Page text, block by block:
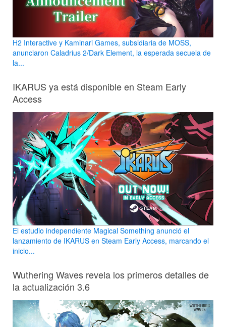
H2 Interactive y Kaminari Games, subsidiaria de MOSS,
anunciaron Caladrius 2/Dark Element, la esperada secuela de
la...
IKARUS ya está disponible en Steam Early
Access
El estudio independiente Magical Something anunció el
lanzamiento de IKARUS en Steam Early Access, marcando el
inicio...
Wuthering Waves revela los primeros detalles de
la actualización 3.6